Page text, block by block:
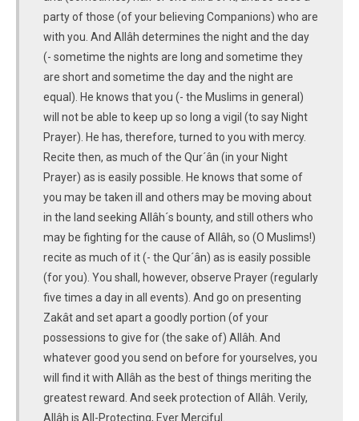
party of those (of your believing Companions) who are
with you. And Allâh determines the night and the day
(- sometime the nights are long and sometime they
are short and sometime the day and the night are
equal). He knows that you (- the Muslims in general)
will not be able to keep up so long a vigil (to say Night
Prayer). He has, therefore, turned to you with mercy.
Recite then, as much of the Qur´ân (in your Night
Prayer) as is easily possible. He knows that some of
you may be taken ill and others may be moving about
in the land seeking Allâh´s bounty, and still others who
may be fighting for the cause of Allâh, so (O Muslims!)
recite as much of it (- the Qur´ân) as is easily possible
(for you). You shall, however, observe Prayer (regularly
five times a day in all events). And go on presenting
Zakât and set apart a goodly portion (of your
possessions to give for (the sake of) Allâh. And
whatever good you send on before for yourselves, you
will find it with Allâh as the best of things meriting the
greatest reward. And seek protection of Allâh. Verily,
Allâh is All-Protecting, Ever Merciful.